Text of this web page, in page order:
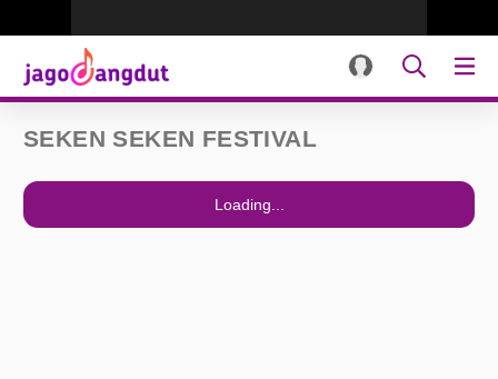
SEKEN SEKEN FESTIVAL
Loading...